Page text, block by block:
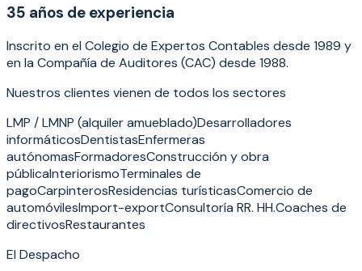
35 años de experiencia
Inscrito en el Colegio de Expertos Contables desde 1989 y
en la Compañía de Auditores (CAC) desde 1988.
Nuestros clientes vienen de todos los sectores
LMP / LMNP (alquiler amueblado)Desarrolladores
informáticosDentistasEnfermeras
autónomasFormadoresConstrucción y obra
públicaInteriorismoTerminales de
pagoCarpinterosResidencias turísticasComercio de
automóvilesImport-exportConsultoría RR. HH.Coaches de
directivosRestaurantes
El Despacho